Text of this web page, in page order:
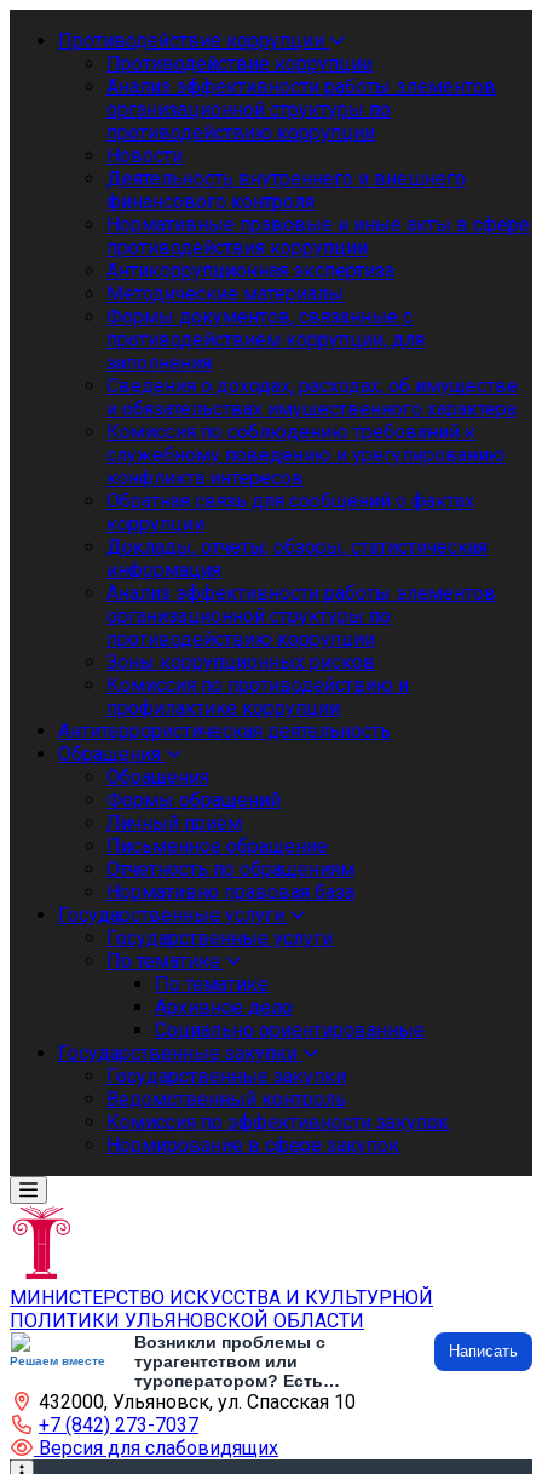
Противодействие коррупции
Противодействие коррупции
Анализ эффективности работы элементов
организационной структуры по
противодействию коррупции
Новости
Деятельность внутреннего и внешнего
финансового контроля
Нормативные правовые и иные акты в сфере
противодействия коррупции
Антикоррупционная экспертиза
Методические материалы
Формы документов, связанные с
противодействием коррупции, для
заполнения
Сведения о доходах, расходах, об имуществе
и обязательствах имущественного характера
Комиссия по соблюдению требований к
служебному поведению и урегулированию
конфликта интересов
Обратная связь для сообщений о фактах
коррупции
Доклады, отчеты, обзоры, статистическая
информация
Анализ эффективности работы элементов
организационной структуры по
противодействию коррупции
Зоны коррупционных рисков
Комиссия по противодействию и
профилактике коррупции
Антитеррористическая деятельность
Обращения
Обращения
Формы обращений
Личный приём
Письменное обращение
Отчетность по обращениям
Нормативно правовая база
Государственные услуги
Государственные услуги
По тематике
По тематике
Архивное дело
Социально ориентированные
Государственные закупки
Государственные закупки
Ведомственный контроль
Комиссия по эффективности закупок
Нормирование в сфере закупок
МИНИСТЕРСТВО ИСКУССТВА И КУЛЬТУРНОЙ
ПОЛИТИКИ УЛЬЯНОВСКОЙ ОБЛАСТИ
Решаем вместе
Возникли проблемы с
турагентством или
туроператором? Есть
предложения по развитию
туризма и туристической
инфраструктуры? Напишите об
этом
Написать
432000, Ульяновск, ул. Спасская 10
+7 (842) 273-7037
Версия для слабовидящих